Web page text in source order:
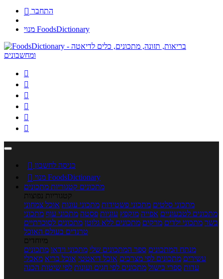
 התחבר
מנוי FoodsDictionary






 כניסה לחשבון

מנוי FoodsDictionary
מתכונים קטגוריות מתכונים
קטגוריות נפוצות
מתכוני סלטים מתכוני פשטידות מתכוני עוגות אוכל צמחוני
מתכונים לטבעוניים אפייה מוקפץ עוגיות פסטה מתכוני עוף מתכוני
בשר מתכוני ילדים מרקים מתכונים ללא גלוטן מתכונים לסוכרתיים
טרנדים בעולם האוכל
מיוחדים
מנתח המתכונים ספר המתכונים שלי מתכוני וידאו מתכונים
עשירים מתכונים לפי מצרכים אוכל דיאטטי אוכל בריא מאכלי
עדות ספרי בישול מתכונים לפי חגים ועונות לפי שיטות הכנה